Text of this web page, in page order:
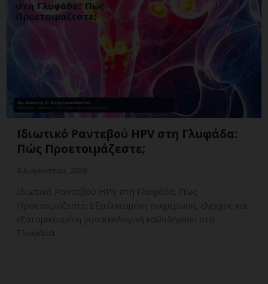
Ιδιωτικό Ραντεβού HPV στη Γλυφάδα:
Πώς Προετοιμάζεστε;
Ιδιωτικό Ραντεβού HPV στη Γλυφάδα: Πώς
Προετοιμάζεστε; Εξειδικευμένη ενημέρωση, έλεγχος και
εξατομικευμένη γυναικολογική καθοδήγηση στη
Γλυφάδα.